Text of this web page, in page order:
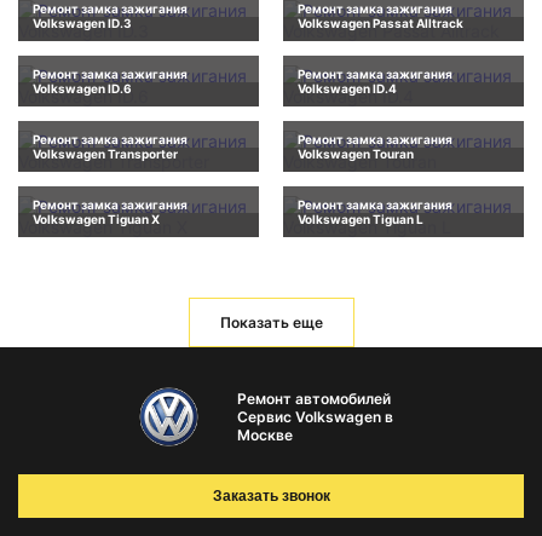
Ремонт замка зажигания
Volkswagen ID.3
Ремонт замка зажигания
Volkswagen Passat Alltrack
Ремонт замка зажигания
Volkswagen ID.6
Ремонт замка зажигания
Volkswagen ID.4
Ремонт замка зажигания
Volkswagen Transporter
Ремонт замка зажигания
Volkswagen Touran
Ремонт замка зажигания
Volkswagen Tiguan X
Ремонт замка зажигания
Volkswagen Tiguan L
Показать еще
Ремонт автомобилей
Сервис Volkswagen в
Москве
Заказать звонок